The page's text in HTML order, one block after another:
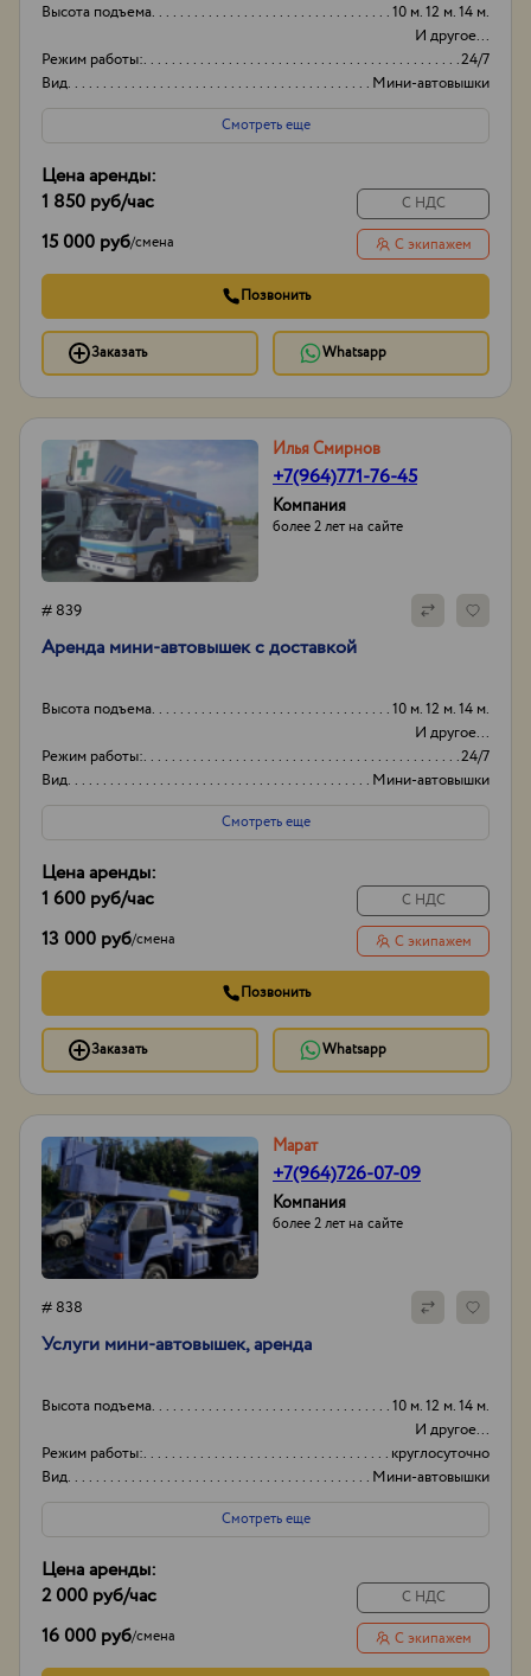
Высота подъема
10 м. 12 м. 14 м.
И другое...
Режим работы:
24/7
Вид
Мини-автовышки
Высота вышки
17м
Смотреть еще
Цена аренды:
1 850 руб/час
15 000 руб/смена
С НДС
С экипажем
Позвонить
Заказать Whatsapp
Илья Смирнов
+7(964)771-76-45
Компания
более 2 лет на сайте
# 839
Аренда мини-автовышек с доставкой
Высота подъема
10 м. 12 м. 14 м.
И другое...
Режим работы:
24/7
Вид
Мини-автовышки
Высота вышки
19м
Смотреть еще
Цена аренды:
1 600 руб/час
13 000 руб/смена
С НДС
С экипажем
Позвонить
Заказать Whatsapp
Марат
+7(964)726-07-09
Компания
более 2 лет на сайте
# 838
Услуги мини-автовышек, аренда
Высота подъема
10 м. 12 м. 14 м.
И другое...
Режим работы:
круглосуточно
Вид
Мини-автовышки
Высота вышки
15
Смотреть еще
Цена аренды:
2 000 руб/час
16 000 руб/смена
С НДС
С экипажем